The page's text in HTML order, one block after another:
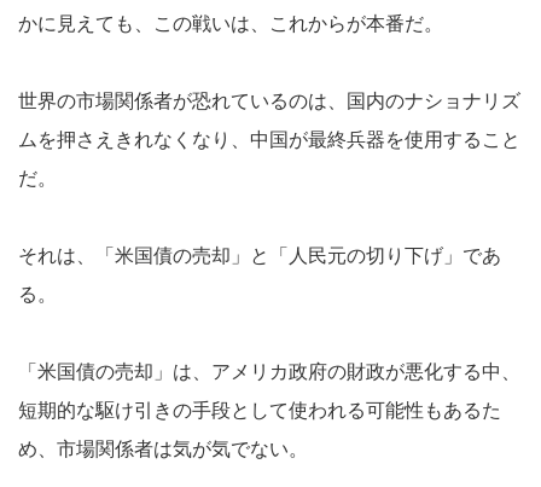
かに見えても、この戦いは、これからが本番だ。
世界の市場関係者が恐れているのは、国内のナショナリズ
ムを押さえきれなくなり、中国が最終兵器を使用すること
だ。
それは、「米国債の売却」と「人民元の切り下げ」であ
る。
「米国債の売却」は、アメリカ政府の財政が悪化する中、
短期的な駆け引きの手段として使われる可能性もあるた
め、市場関係者は気が気でない。